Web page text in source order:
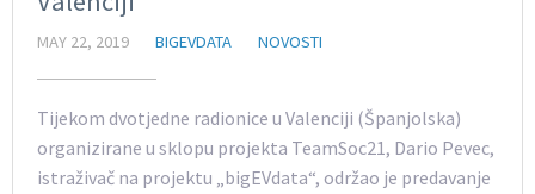
MAY 22, 2019 BIGEVDATA NOVOSTI
Tijekom dvotjedne radionice u Valenciji (Španjolska)
organizirane u sklopu projekta TeamSoc21, Dario Pevec,
istraživač na projektu „bigEVdata“, održao je predavanje